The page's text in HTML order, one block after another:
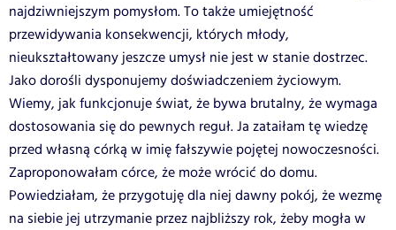
najdziwniejszym pomysłom. To także umiejętność
przewidywania konsekwencji, których młody,
nieukształtowany jeszcze umysł nie jest w stanie dostrzec.
Jako dorośli dysponujemy doświadczeniem życiowym.
Wiemy, jak funkcjonuje świat, że bywa brutalny, że wymaga
dostosowania się do pewnych reguł. Ja zataiłam tę wiedzę
przed własną córką w imię fałszywie pojętej nowoczesności.
Zaproponowałam córce, że może wrócić do domu.
Powiedziałam, że przygotuję dla niej dawny pokój, że wezmę
na siebie jej utrzymanie przez najbliższy rok, żeby mogła w